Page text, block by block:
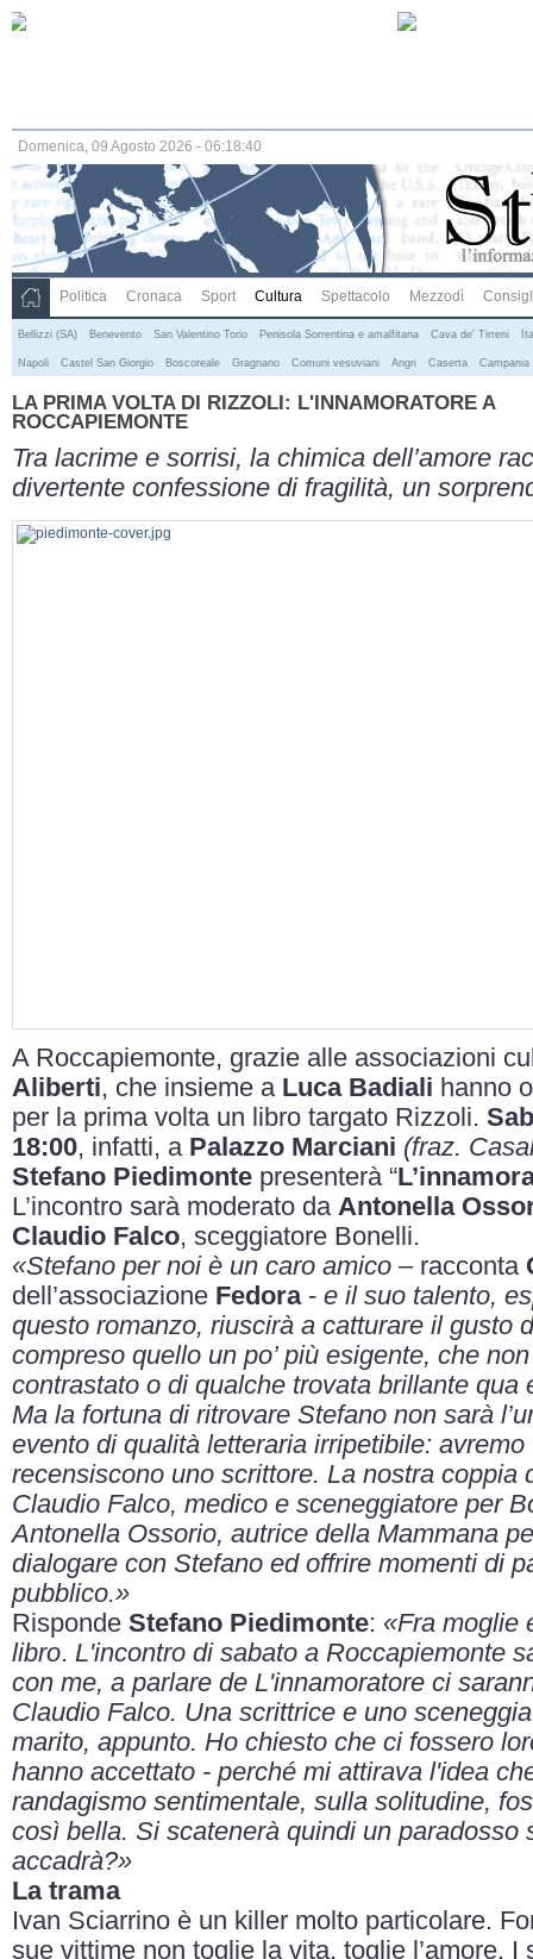
Domenica, 09 Agosto 2026 - 06:18:41
Politica Cronaca Sport Cultura Spettacolo Mezzodì
Bellizzi (SA) Benevento San Valentino Torio Penisola Sorrentina e amalfitana Cava de' Tirreni
Napoli Castel San Giorgio Boscoreale Gragnano Comuni vesuviani Angri Caserta Campania
LA PRIMA VOLTA DI RIZZOLI: L'INNAMORATORE A
ROCCAPIEMONTE
Tra lacrime e sorrisi, la chimica dell’amore
divertente confessione di fragilità, un
A Roccapiemonte, grazie alle associazioni
Aliberti, che insieme a Luca Badiali hanno
per la prima volta un libro targato Rizzoli.
18:00, infatti, a Palazzo Marciani (fraz.
Stefano Piedimonte presenterà “
L’incontro sarà moderato da Antonella
Claudio Falco, sceggiatore Bonelli.
«Stefano per noi è un caro amico – racconta
dell’associazione Fedora- e il suo talento,
questo romanzo, riuscirà a catturare il gusto
compreso quello un po’ più esigente, che
contrastato o di qualche trovata brillante qua
Ma la fortuna di ritrovare Stefano non sarà
evento di qualità letteraria irripetibile:
recensiscono uno scrittore. La nostra coppia
Claudio Falco, medico e sceneggiatore per
Antonella Ossorio, autrice della Mammana
dialogare con Stefano ed offrire momenti di
pubblico.»
Risponde Stefano Piedimonte: «Fra moglie
libro. L'incontro di sabato a Roccapiemonte
con me, a parlare de L'innamoratore ci
Claudio Falco. Una scrittrice e uno
marito, appunto. Ho chiesto che ci fossero
hanno accettato - perché mi attirava l'idea
randagismo sentimentale, sulla solitudine,
così bella. Si scatenerà quindi un paradosso
accadrà?»
La trama
Ivan Sciarrino è un killer molto particolare.
sue vittime non toglie la vita, toglie l’amore.